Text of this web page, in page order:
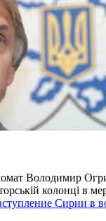
Володимир
колонці в
Сирии в